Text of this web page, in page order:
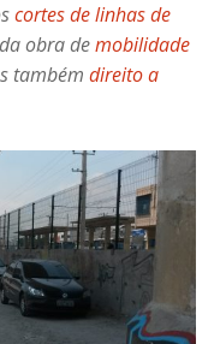
cortes de linhas de
obra demobilidade
também direito a